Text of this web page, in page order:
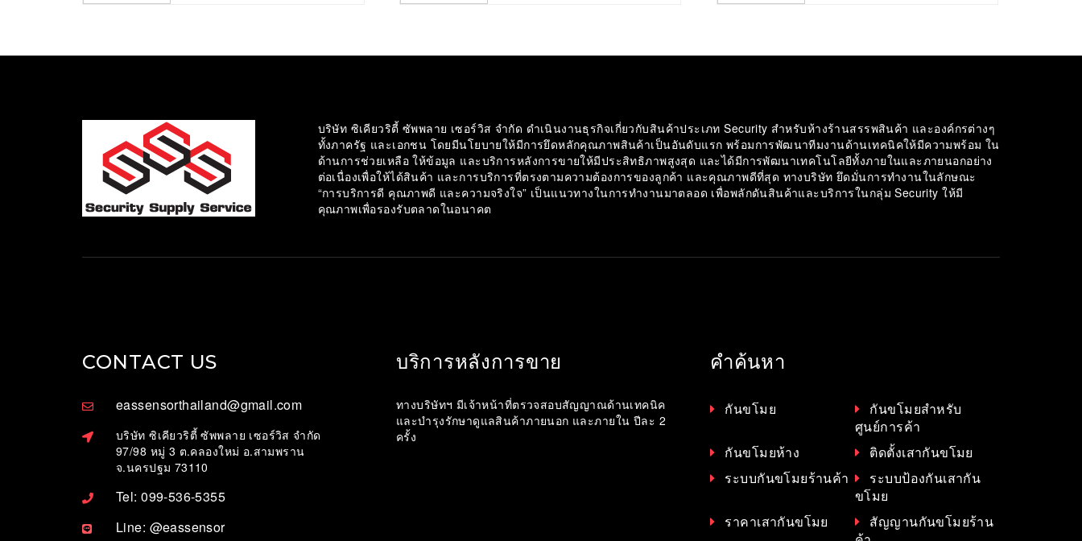
บริษัท ซิเคียวริตี้ ซัพพลาย เซอร์วิส จำกัด ดำเนินงานธุรกิจเกี่ยวกับสินค้าประเภท Security สำหรับห้างร้านสรรพสินค้า และองค์กรต่างๆ
ทั้งภาครัฐ และเอกชน โดยมีนโยบายให้มีการยึดหลักคุณภาพสินค้าเป็นอันดับแรก พร้อมการพัฒนาทีมงานด้านเทคนิคให้มีความพร้อม ใน
ด้านการช่วยเหลือ ให้ข้อมูล และบริการหลังการขายให้มีประสิทธิภาพสูงสุด และได้มีการพัฒนาเทคโนโลยีทั้งภายในและภายนอกอย่าง
ต่อเนื่องเพื่อให้ได้สินค้า และการบริการที่ตรงตามความต้องการของลูกค้า และคุณภาพดีที่สุด ทางบริษัท ยึดมั่นการทำงานในลักษณะ
“การบริการดี คุณภาพดี และความจริงใจ” เป็นแนวทางในการทำงานมาตลอด เพื่อพลักดันสินค้าและบริการในกลุ่ม Security ให้มี
คุณภาพเพื่อรองรับตลาดในอนาคต
CONTACT US
eassensorthailand@gmail.com
บริษัท ซิเคียวริตี้ ซัพพลาย เซอร์วิส จำกัด
97/98 หมู่ 3 ต.คลองใหม่ อ.สามพราน
จ.นครปฐม 73110
Tel: 099-536-5355
Line: @eassensor
บริการหลังการขาย
ทางบริษัทฯ มีเจ้าหน้าที่ตรวจสอบสัญญาณด้านเทคนิค
และบำรุงรักษาดูแลสินค้าภายนอก และภายใน ปีละ 2
ครั้ง
คำค้นหา
กันขโมย
กันขโมยสำหรับ
ศูนย์การค้า
กันขโมยห้าง
ติดตั้งเสากันขโมย
ระบบกันขโมยร้านค้า
ระบบป้องกันเสากัน
ขโมย
ราคาเสากันขโมย
สัญญานกันขโมยร้าน